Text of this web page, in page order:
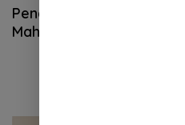
Penampakan Dokter PPDS UI Perekam
Mahasiswi Mandi Kini